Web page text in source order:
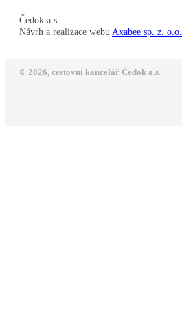
Čedok a.s
Návrh a realizace webu Axabee sp. z. o.o.
© 2026, cestovní kancelář Čedok a.s.